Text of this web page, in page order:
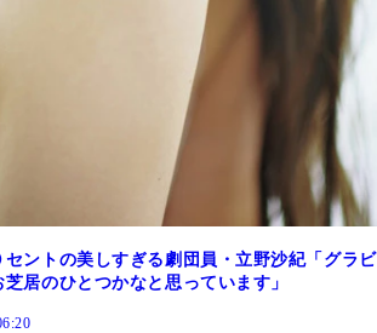
セントの美しすぎる劇団員・立野沙紀「グラビ
居のひとつかなと思っています」